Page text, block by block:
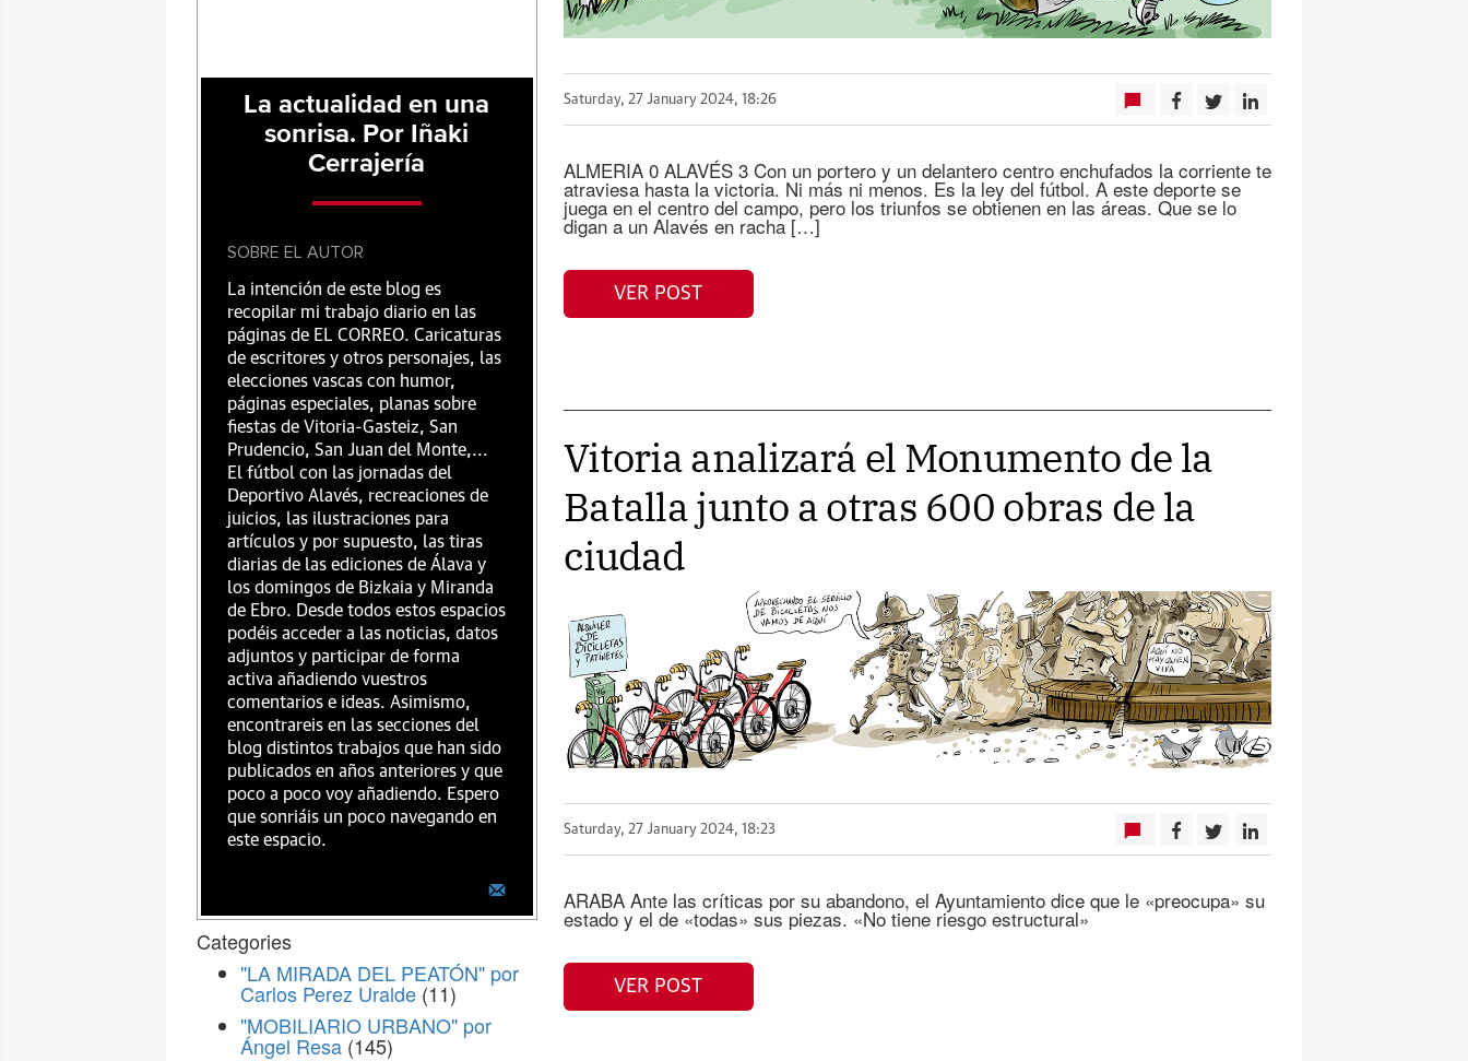
Saturday, 27 January 2024, 18:26
ALMERIA 0 ALAVÉS 3 Con un portero y un delantero centro enchufados la corriente te
atraviesa hasta la victoria. Ni más ni menos. Es la ley del fútbol. A este deporte se
juega en el centro del campo, pero los triunfos se obtienen en las áreas. Que se lo
digan a un Alavés en racha […]
VER POST
Vitoria analizará el Monumento de la
Batalla junto a otras 600 obras de la
ciudad
Saturday, 27 January 2024, 18:23
ARABA Ante las críticas por su abandono, el Ayuntamiento dice que le «preocupa» su
estado y el de «todas» sus piezas. «No tiene riesgo estructural»
VER POST
La actualidad en una
sonrisa. Por Iñaki
Cerrajería
SOBRE EL AUTOR
La intención de este blog es
recopilar mi trabajo diario en las
páginas de EL CORREO. Caricaturas
de escritores y otros personajes, las
elecciones vascas con humor,
páginas especiales, planas sobre
fiestas de Vitoria-Gasteiz, San
Prudencio, San Juan del Monte,...
El fútbol con las jornadas del
Deportivo Alavés, recreaciones de
juicios, las ilustraciones para
artículos y por supuesto, las tiras
diarias de las ediciones de Álava y
los domingos de Bizkaia y Miranda
de Ebro. Desde todos estos espacios
podéis acceder a las noticias, datos
adjuntos y participar de forma
activa añadiendo vuestros
comentarios e ideas. Asimismo,
encontrareis en las secciones del
blog distintos trabajos que han sido
publicados en años anteriores y que
poco a poco voy añadiendo. Espero
que sonriáis un poco navegando en
este espacio.
Categories
"LA MIRADA DEL PEATÓN" por
Carlos Perez Uralde (11)
"MOBILIARIO URBANO" por
Ángel Resa (145)